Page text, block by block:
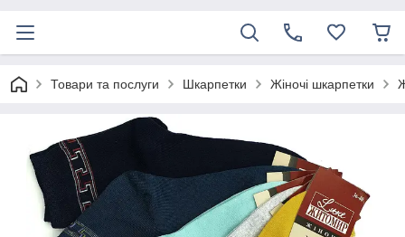
Товари та послуги Шкарпетки Жіночі шкарпетки